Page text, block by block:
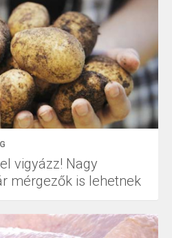
vigyázz! Nagy
mérgezők is lehetnek